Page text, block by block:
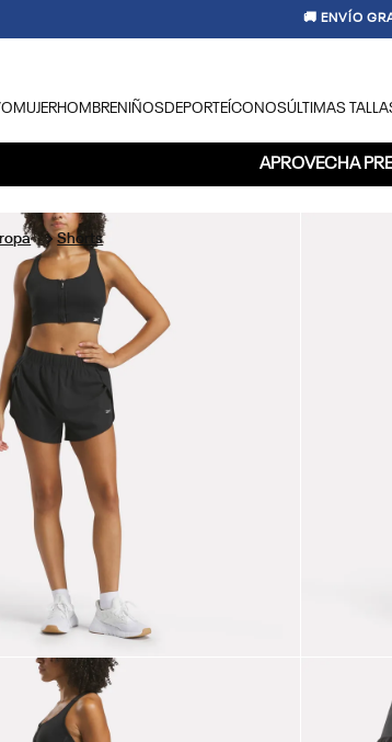
🚚 ENVÍO
MUJERHOMBRENIÑOSDEPORTE ÍCONOSÚLTIMAS
APROVECHA
ropa Shorts
1.
tenis hombre
2
tenis mujer
3.
tenis reebok classics
américa
5
once caldas
américa cali
camisetas
9
reebok classics
10
club c